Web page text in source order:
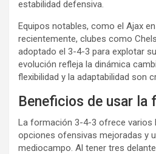
estabilidad defensiva.
Equipos notables, como el Ajax
recientemente, clubes como
adoptado el 3-4-3 para explotar
evolución refleja la dinámica
flexibilidad y la adaptabilidad son
Beneficios de usar la
La formación 3-4-3 ofrece varios
opciones ofensivas mejoradas y
mediocampo. Al tener tres